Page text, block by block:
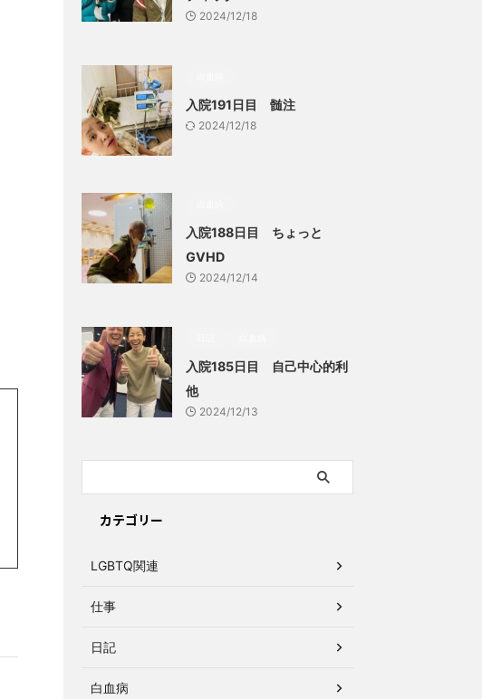
2024/12/18
入院191日目 髄注
2024/12/18
入院188日目 ちょっと
GVHD
2024/12/14
入院185日目 自己中心的利
他
2024/12/13
カテゴリー
LGBTQ関連
仕事
日記
白血病